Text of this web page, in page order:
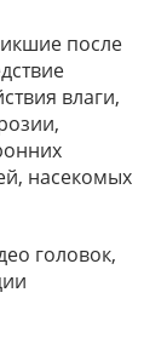
после
влаги,
насекомых
головок,